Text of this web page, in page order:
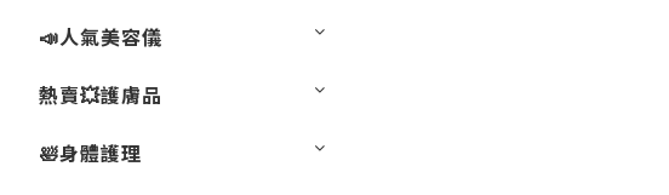
📣人氣美容儀
熱賣💥護膚品
🛀身體護理